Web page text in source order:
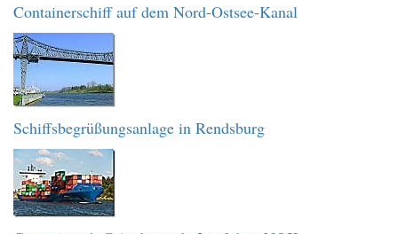
Containerschiff auf dem Nord-Ostsee-Kanal
Schiffsbegrüßungsanlage in Rendsburg